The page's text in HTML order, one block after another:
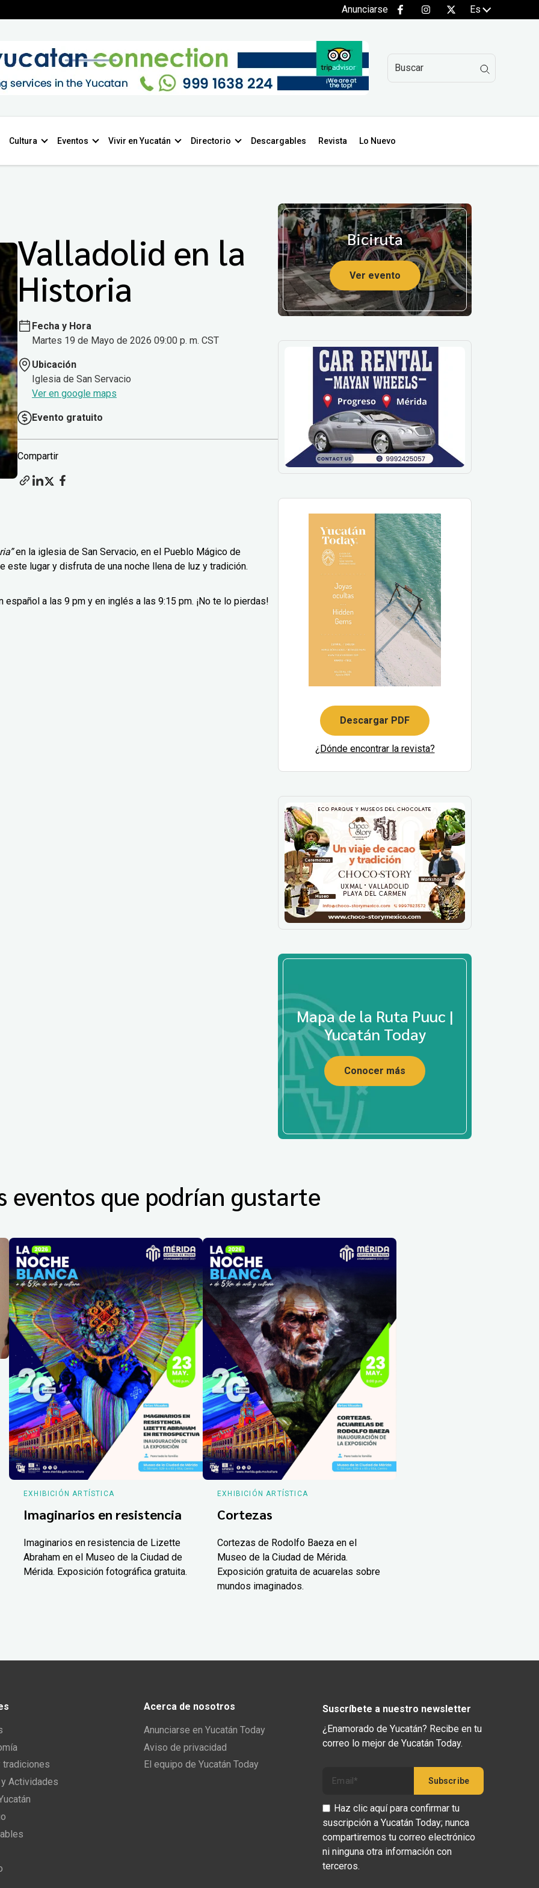
Anunciarse Es
Cultura Eventos Vivir en Yucatán Directorio Descargables Revista Lo Nuevo
Valladolid en la
Historia
Fecha y Hora
Martes 19 de Mayo de 2026 09:00 p. m. CST
Ubicación
Iglesia de San Servacio
Ver en google maps
Evento gratuito
Compartir
en la iglesia de San Servacio, en el Pueblo Mágico de
lugar y disfruta de una noche llena de luz y tradición.
a las 9 pm y en inglés a las 9:15 pm. ¡No te lo pierdas!
Biciruta
Ver evento
Descargar PDF
¿Dónde encontrar la revista?
Mapa de la Ruta Puuc |
Yucatán Today
Conocer más
eventos que podrían gustarte
EXHIBICIÓN ARTÍSTICA
Imaginarios en resistencia
Imaginarios en resistencia de Lizette
Abraham en el Museo de la Ciudad de
Mérida. Exposición fotográfica gratuita.
EXHIBICIÓN ARTÍSTICA
Cortezas
Cortezas de Rodolfo Baeza en el
Museo de la Ciudad de Mérida.
Exposición gratuita de acuarelas sobre
mundos imaginados.
tradiciones
Actividades
Acerca de nosotros
Anunciarse en Yucatán Today
Aviso de privacidad
El equipo de Yucatán Today
Suscríbete a nuestro newsletter
¿Enamorado de Yucatán? Recibe en tu
correo lo mejor de Yucatán Today.
Haz clic aquí para confirmar tu
suscripción a Yucatán Today; nunca
compartiremos tu correo electrónico
ni ninguna otra información con
terceros.